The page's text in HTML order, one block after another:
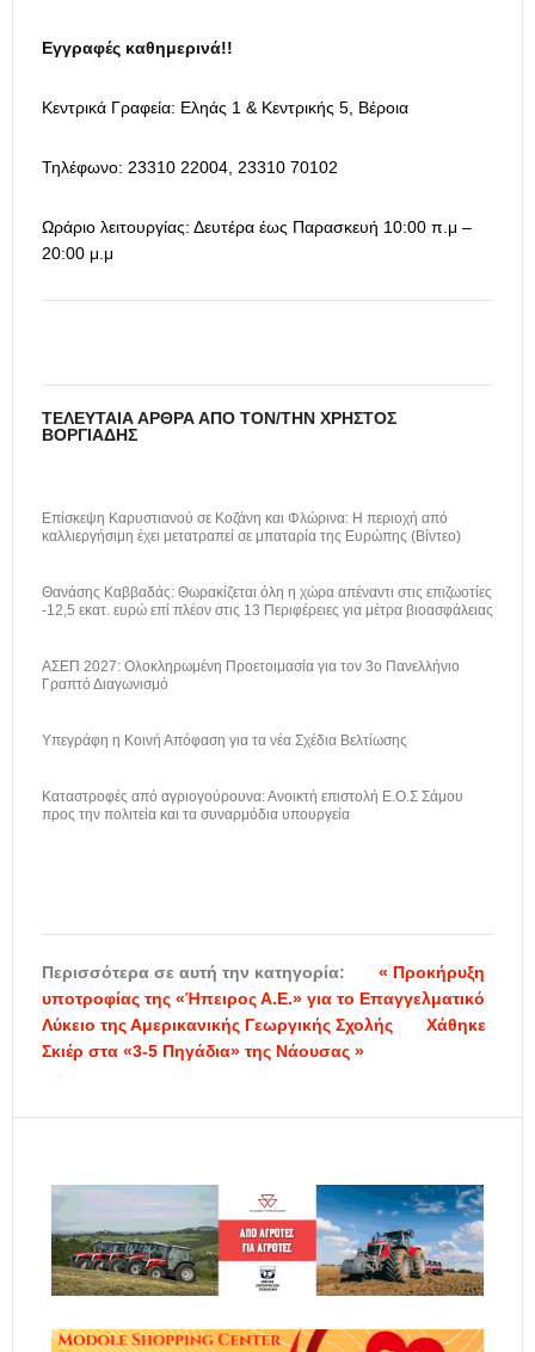
Εγγραφές καθημερινά!!
Κεντρικά Γραφεία: Εληάς 1 & Κεντρικής 5, Βέροια
Τηλέφωνο: 23310 22004, 23310 70102
Ωράριο λειτουργίας: Δευτέρα έως Παρασκευή 10:00 π.μ –
20:00 μ.μ
ΤΕΛΕΥΤΑΊΑ ΆΡΘΡΑ ΑΠΌ ΤΟΝ/ΤΗΝ ΧΡΉΣΤΟΣ
ΒΟΡΓΙΆΔΗΣ
Επίσκεψη Καρυστιανού σε Κοζάνη και Φλώρινα: Η περιοχή από
καλλιεργήσιμη έχει μετατραπεί σε μπαταρία της Ευρώπης (Βίντεο)
Θανάσης Καββαδάς: Θωρακίζεται όλη η χώρα απέναντι στις επιζωοτίες
-12,5 εκατ. ευρώ επί πλέον στις 13 Περιφέρειες για μέτρα βιοασφάλειας
ΑΣΕΠ 2027: Ολοκληρωμένη Προετοιμασία για τον 3ο Πανελλήνιο
Γραπτό Διαγωνισμό
Υπεγράφη η Κοινή Απόφαση για τα νέα Σχέδια Βελτίωσης
Καταστροφές από αγριογούρουνα: Ανοικτή επιστολή Ε.Ο.Σ Σάμου
προς την πολιτεία και τα συναρμόδια υπουργεία
Περισσότερα σε αυτή την κατηγορία:
« Προκήρυξη
υποτροφίας της «Ήπειρος Α.Ε.» για το Επαγγελματικό
Λύκειο της Αμερικανικής Γεωργικής Σχολής
Χάθηκε
Σκιέρ στα «3-5 Πηγάδια» της Νάουσας »